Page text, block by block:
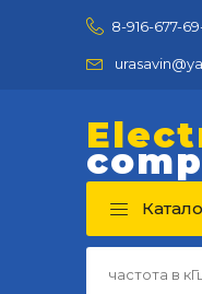
8-916-677-